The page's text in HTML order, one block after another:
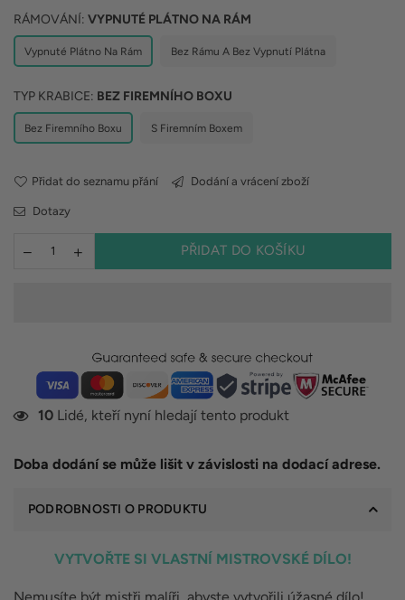
RÁMOVÁNÍ: VYPNUTÉ PLÁTNO NA RÁM
Vypnuté Plátno Na Rám Bez Rámu A Bez Vypnutí Plátna
TYP KRABICE: BEZ FIREMNÍHO BOXU
Bez Firemního Boxu S Firemním Boxem
Přidat do seznamu přání Dodání a vrácení zboží
Dotazy
PŘIDAT DO KOŠÍKU
10 Lidé, kteří nyní hledají tento produkt
Doba dodání se může lišit v závislosti na dodací adrese.
PODROBNOSTI O PRODUKTU
VYTVOŘTE SI VLASTNÍ MISTROVSKÉ DÍLO!